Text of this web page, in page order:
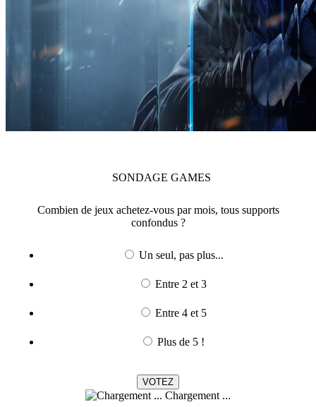
SONDAGE GAMES
Combien de jeux achetez-vous par mois, tous supports
confondus ?
Un seul, pas plus...
Entre 2 et 3
Entre 4 et 5
Plus de 5 !
Chargement ...